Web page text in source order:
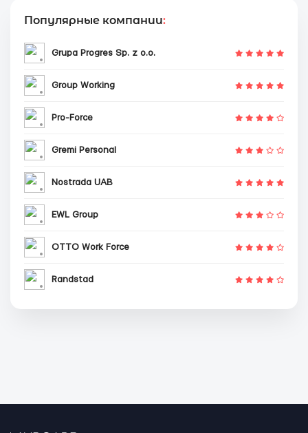
Популярные компании:
Grupa Progres Sp. z o.o.
Group Working
Pro-Force
Gremi Personal
Nostrada UAB
EWL Group
OTTO Work Force
Randstad